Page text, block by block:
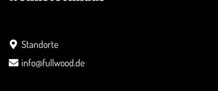
Standorte
info@fullwood.de